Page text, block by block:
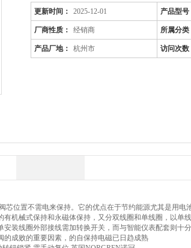
更新时间： 2025-12-01 产品型号
厂商性质： 经销商 所属分类
产品厂地： 杭州市 访问次数
位置不需电来保持。它的优点在于节约能源尤其是用电
机械式保持和永磁体保持，又分双线圈和单线圈，以单
装线圈外部接线需加转换开关，而与智能仪表配套则十
成败的重要因素，的自保持电磁已日趋成熟